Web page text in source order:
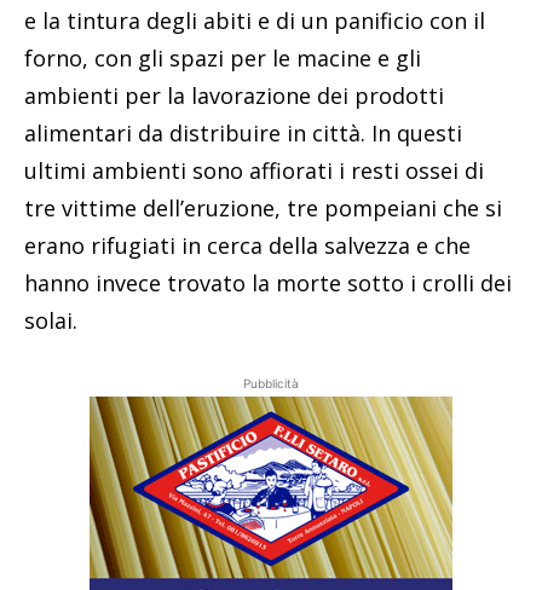
e la tintura degli abiti e di un panificio con il
forno, con gli spazi per le macine e gli
ambienti per la lavorazione dei prodotti
alimentari da distribuire in città. In questi
ultimi ambienti sono affiorati i resti ossei di
tre vittime dell’eruzione, tre pompeiani che si
erano rifugiati in cerca della salvezza e che
hanno invece trovato la morte sotto i crolli dei
solai.
Pubblicità